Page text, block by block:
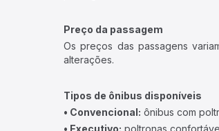
Preço da passagem
Os preços das passagens
alterações.
Tipos de ônibus disponíveis
• Convencional: ônibus com
• Executivo: poltronas